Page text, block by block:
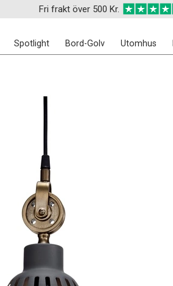
Fri frakt över 500 Kr.
Spotlight Bord-Golv Utomhus